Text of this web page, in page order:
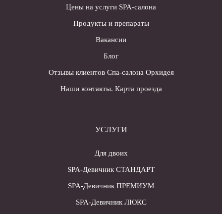
Цены на услуги SPA-салона
Продукты и препараты
Вакансии
Блог
Отзывы клиентов Спа-салона Орхидея
Наши контакты. Карта проезда
УСЛУГИ
Для двоих
SPA-Девичник СТАНДАРТ
SPA-Девичник ПРЕМИУМ
SPA-Девичник ЛЮКС